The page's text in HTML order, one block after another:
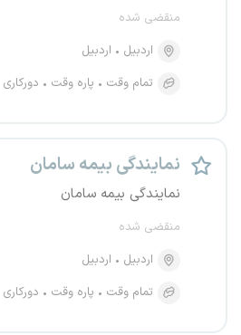
منقضی شده
اردبیل
اردبیل
تمام وقت
پاره وقت دورکاری
نمایندگی بیمه سامان
نمایندگی بیمه سامان
منقضی شده
اردبیل
اردبیل
تمام وقت
پاره وقت دورکاری